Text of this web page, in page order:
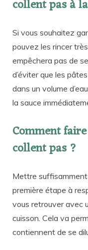
collent pas à
Si vous souhaitez
pouvez les rincer
empêchera pas de
d’éviter que les
dans un volume
la sauce
Comment
collent pas ?
Mettre suffisamment
première étape à
vous retrouver avec
cuisson. Cela va
contiennent de se